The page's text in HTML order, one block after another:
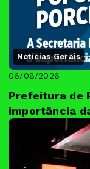
Notícias Gerais
06/08/2026
Prefeitura de
importância